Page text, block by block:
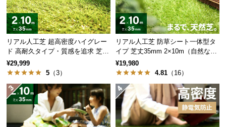
型
商
品
の
配
送
に
つ
い
リアル人工芝 超高密度ハイグレー
ド 高耐久タイプ・質感を追求 芝丈
35mm 2×10m
¥29,999
5 （3）
リアル人工芝 防草シート一体型タ
イプ 芝丈35mm 2×10m（自然な見
た目追求・U字ピン付）
¥19,980
4.81 （16）